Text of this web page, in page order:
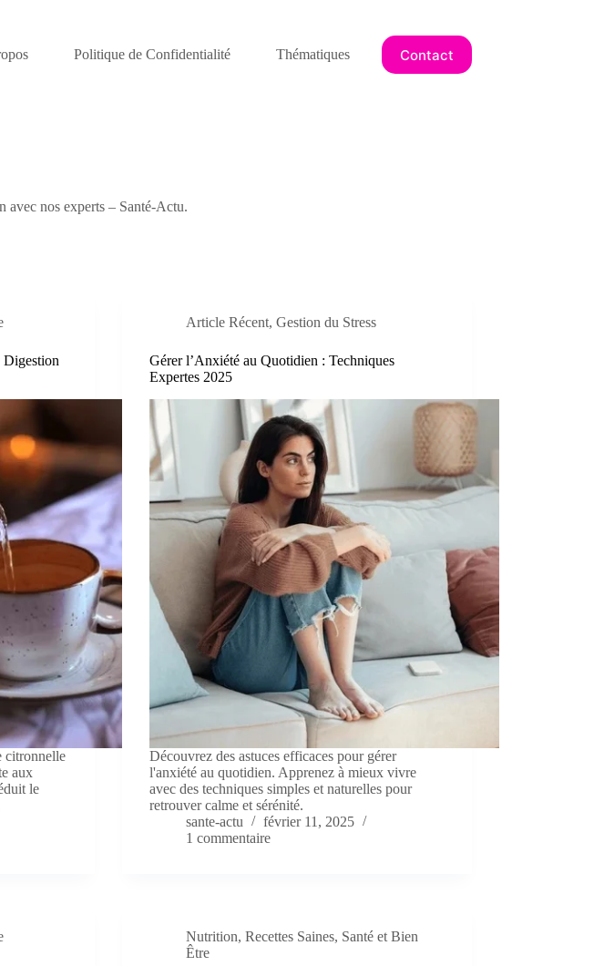
Politique de Confidentialité Thématiques Contact
avec nos experts – Santé-Actu.
Digestion
citronnelle
aux
le
Article Récent,Gestion du Stress
Gérer l’Anxiété au Quotidien : Techniques
Expertes 2025
Découvrez des astuces efficaces pour gérer
l'anxiété au quotidien. Apprenez à mieux vivre
avec des techniques simples et naturelles pour
retrouver calme et sérénité.
sante-actu
février 11, 2025
1 commentaire
Nutrition,Recettes Saines, Santé et Bien
Être